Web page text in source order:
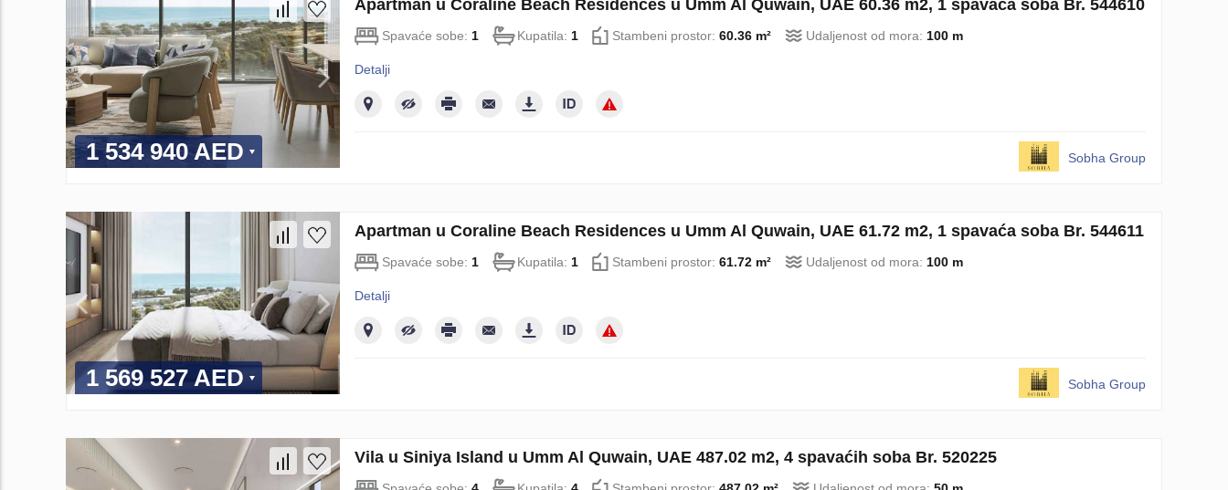
1 534 940 AED
Apartman u Coraline Beach Residences u Umm Al Quwain, UAE 60.36 m2, 1 spavaća soba Br. 544610
Spavaće sobe: 1 Kupatila: 1 Stambeni prostor: 60.36 m² Udaljenost od mora: 100 m
Detalji
Sobha Group
1 569 527 AED
Apartman u Coraline Beach Residences u Umm Al Quwain, UAE 61.72 m2, 1 spavaća soba Br. 544611
Spavaće sobe: 1 Kupatila: 1 Stambeni prostor: 61.72 m² Udaljenost od mora: 100 m
Detalji
Sobha Group
Vila u Siniya Island u Umm Al Quwain, UAE 487.02 m2, 4 spavaćih soba Br. 520225